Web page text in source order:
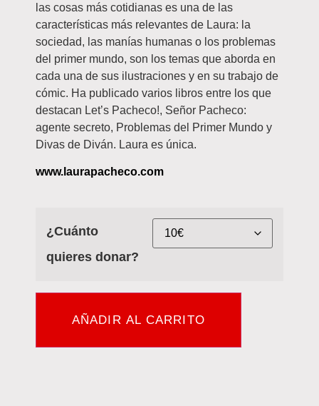
las cosas más cotidianas es una de las
características más relevantes de Laura: la
sociedad, las manías humanas o los problemas
del primer mundo, son los temas que aborda en
cada una de sus ilustraciones y en su trabajo de
cómic. Ha publicado varios libros entre los que
destacan Let’s Pacheco!, Señor Pacheco:
agente secreto, Problemas del Primer Mundo y
Divas de Diván. Laura es única.
www.laurapacheco.com
¿Cuánto
quieres donar?
AÑADIR AL CARRITO